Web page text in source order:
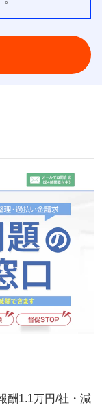
酬1.1万円/社・減